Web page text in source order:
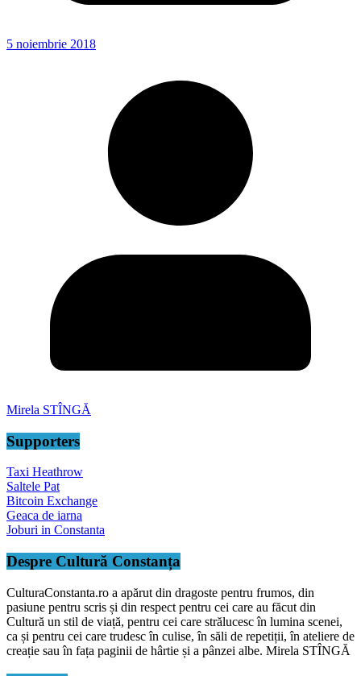
5 noiembrie 2018
Mirela STÎNGĂ
Supporters
Taxi Heathrow
Saltele Pat
Bitcoin Exchange
Geaca de iarna
Joburi in Constanta
Despre Cultură Constanța
CulturaConstanta.ro a apărut din dragoste pentru frumos, din
pasiune pentru scris și din respect pentru cei care au făcut din
Cultură un stil de viață, pentru cei care strălucesc în lumina scenei,
ca și pentru cei care trudesc în culise, în săli de repetiții, în ateliere de
creație sau în fața paginii de hârtie și a pânzei albe. Mirela STÎNGĂ